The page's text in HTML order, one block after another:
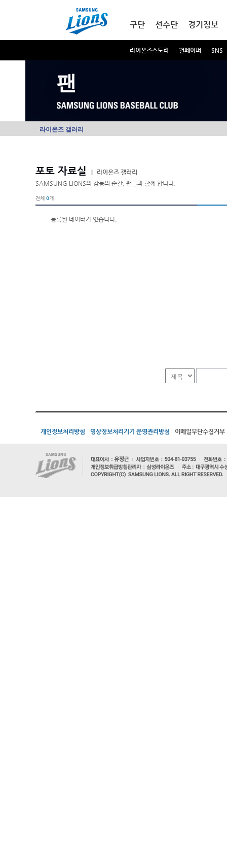
구단 선수단 경기정보
라이온즈스토리 월페이퍼 SNS
팬
라이온즈 갤러리
포토 자료실
라이온즈 갤러리
SAMSUNG LIONS의 감동의 순간, 팬들과 함께 합니다.
전체 0개
등록된 데이터가 없습니다.
개인정보처리방침 영상정보처리기기 운영관리방침 이메일무단수집거부